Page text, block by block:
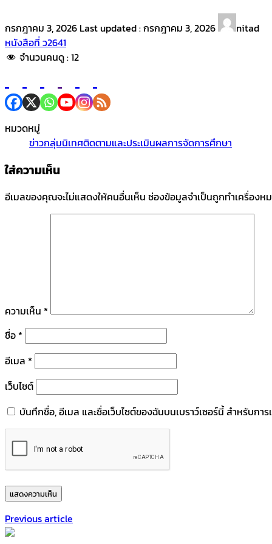
กรกฎาคม 3, 2026 Last updated :กรกฎาคม 3, 2026
nitad
หนังสือที่ ว2641
จำนวนคนดู :12
หมวดหมู่
ข่าวกลุ่มนิเทศติดตามและประเมินผลการจัดการศึกษา
ใส่ความเห็น
อีเมลของคุณจะไม่แสดงให้คนอื่นเห็น ช่องข้อมูลจำเป็นถูกทำเครื่องห
ความเห็น *
ชื่อ *
อีเมล *
เว็บไซต์
บันทึกชื่อ, อีเมล และชื่อเว็บไซต์ของฉันบนเบราว์เซอร์นี้ สำหรับกา
Previous article